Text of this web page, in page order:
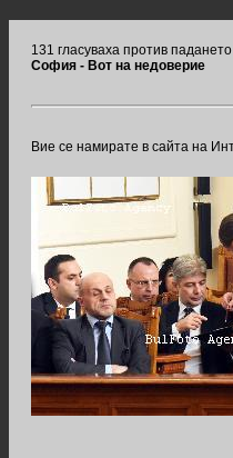
131 гласуваха против
София - Вот на недоверие
Вие се намирате в сайта на